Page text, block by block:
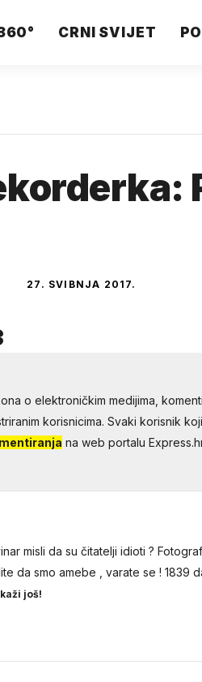
CRNI SVIJET
27. SVIBNJA 2017.
o elektroničkim medijima,
korisnicima. Svaki korisnik
na web portalu
misli da su čitatelji idioti ?
da smo amebe , varate se ! 1839
još!